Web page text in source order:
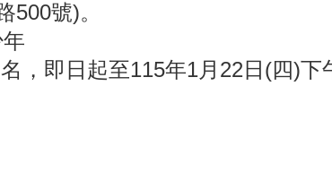
號)。
，即日起至115年1月22日(四)下